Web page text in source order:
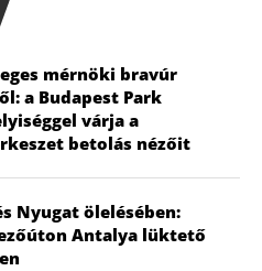
mérnöki bravúr
a Budapest Park
várja a
betolás nézőit
Nyugat ölelésében:
Antalya lüktető